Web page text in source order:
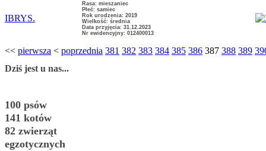
IBRYS.
Rasa: mieszaniec
Płeć: samiec
Rok urodzenia: 2019
Wielkość: średnia
Data przyjęcia: 31.12.2023
Nr ewidencyjny: 012400013
<< pierwsza < poprzednia 381 382 383 384 385 386 387 388 389
Dziś jest u nas...
100 psów
141 kotów
82 zwierząt
egzotycznych